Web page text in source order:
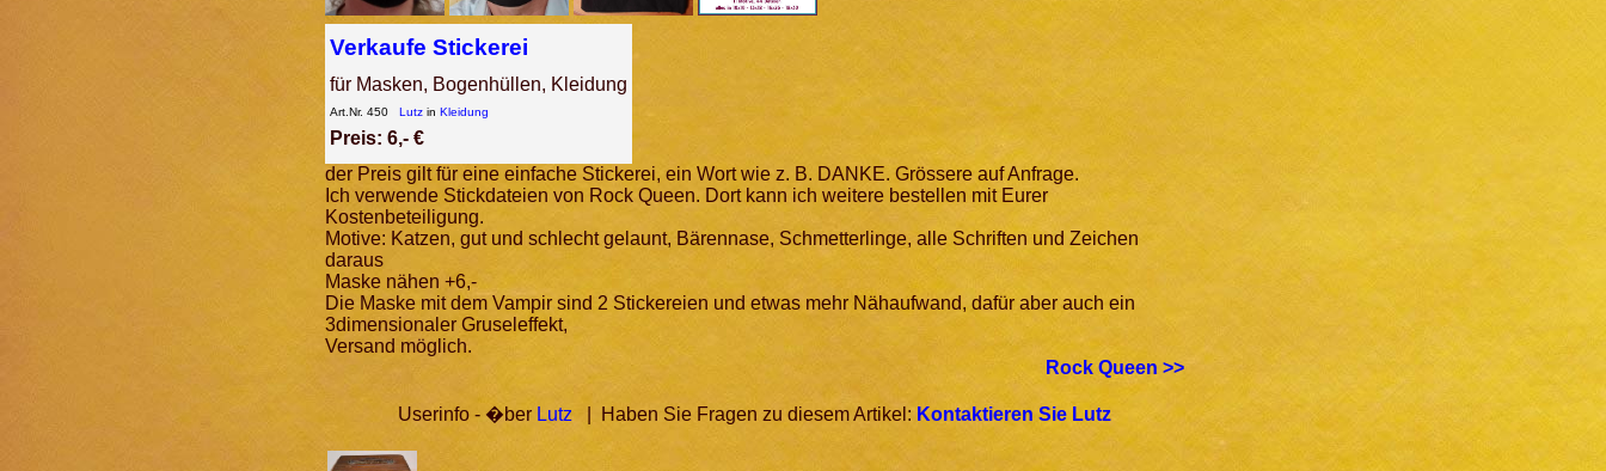
Verkaufe Stickerei
für Masken, Bogenhüllen, Kleidung
Art.Nr. 450 Lutz in Kleidung
Preis: 6,- €
der Preis gilt für eine einfache Stickerei, ein Wort wie z. B. DANKE. Grössere auf Anfrage.
Ich verwende Stickdateien von Rock Queen. Dort kann ich weitere bestellen mit Eurer
Kostenbeteiligung.
Motive: Katzen, gut und schlecht gelaunt, Bärennase, Schmetterlinge, alle Schriften und Zeichen
daraus
Maske nähen +6,-
Die Maske mit dem Vampir sind 2 Stickereien und etwas mehr Nähaufwand, dafür aber auch ein
3dimensionaler Gruseleffekt,
Versand möglich.
Rock Queen >>
Userinfo - �ber Lutz | Haben Sie Fragen zu diesem Artikel: Kontaktieren Sie Lutz